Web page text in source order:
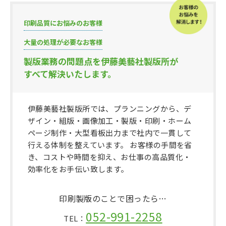
印刷品質にお悩みのお客様
大量の処理が必要なお客様
製版業務の問題点を伊藤美藝社製版所が
すべて解決いたします。
伊藤美藝社製版所では、プランニングから、デ
ザイン・組版・画像加工・製版・印刷・ホーム
ページ制作・大型看板出力まで社内で一貫して
行える体制を整えています。 お客様の手間を省
き、コストや時間を抑え、お仕事の高品質化・
効率化をお手伝い致します。
印刷製版のことで困ったら…
TEL： 052-991-2258